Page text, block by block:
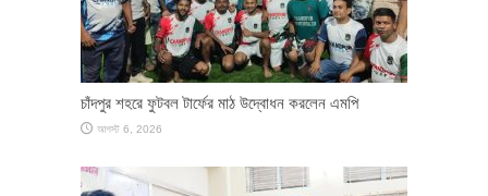
চাঁদপুর শহরে ফুটবল টার্ফের মাঠ উদ্বোধন করলেন এমপি
আগস্ট 6, 2026